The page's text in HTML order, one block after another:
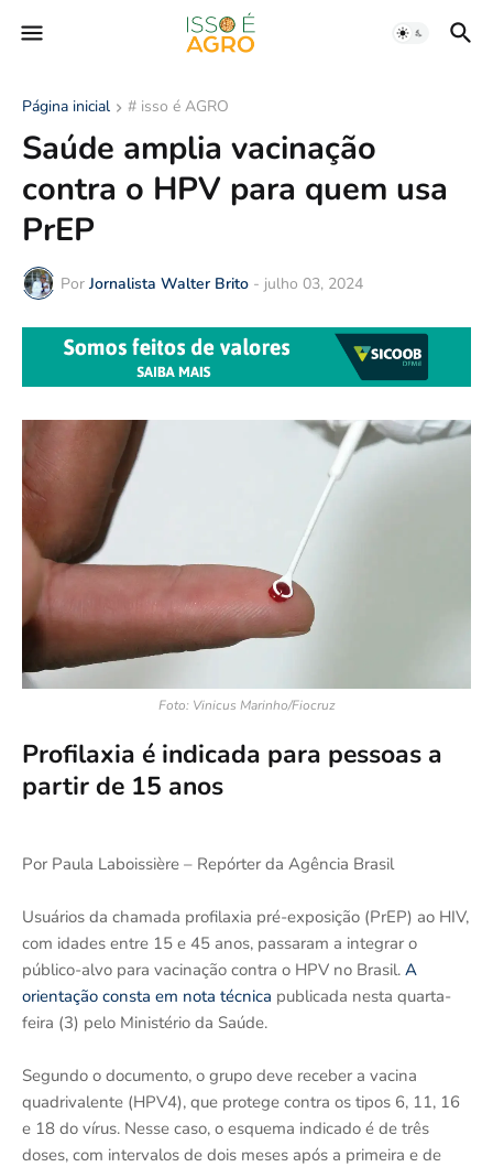
Página inicial # isso é AGRO
Saúde amplia vacinação
contra o HPV para quem usa
PrEP
Por Jornalista Walter Brito - julho 03, 2024
Foto: Vinicus Marinho/Fiocruz
Profilaxia é indicada para pessoas a
partir de 15 anos
Por Paula Laboissière – Repórter da Agência Brasil
Usuários da chamada profilaxia pré-exposição (PrEP) ao HIV,
com idades entre 15 e 45 anos, passaram a integrar o
público-alvo para vacinação contra o HPV no Brasil. A
orientação consta em nota técnica publicada nesta quarta-
feira (3) pelo Ministério da Saúde.
Segundo o documento, o grupo deve receber a vacina
quadrivalente (HPV4), que protege contra os tipos 6, 11, 16
e 18 do vírus. Nesse caso, o esquema indicado é de três
doses, com intervalos de dois meses após a primeira e de